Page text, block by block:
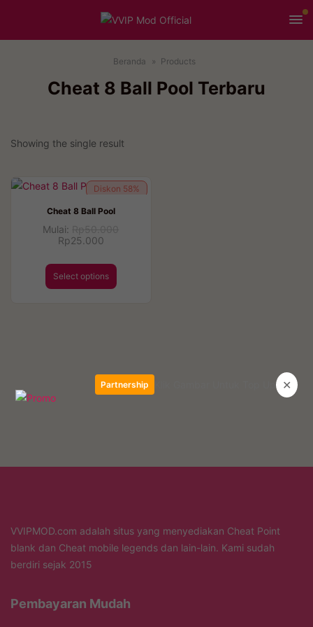
Partnership ✕
Beranda Products
Cheat 8 Ball Pool Terbaru
Showing the single result
Diskon 58%
Cheat 8 Ball Pool
Mulai:
Rp25.000
Select options
VVIPMOD.com adalah situs yang menyediakan Cheat Point
blank dan Cheat mobile legends dan lain-lain. Kami sudah
berdiri sejak 2015
Pembayaran Mudah